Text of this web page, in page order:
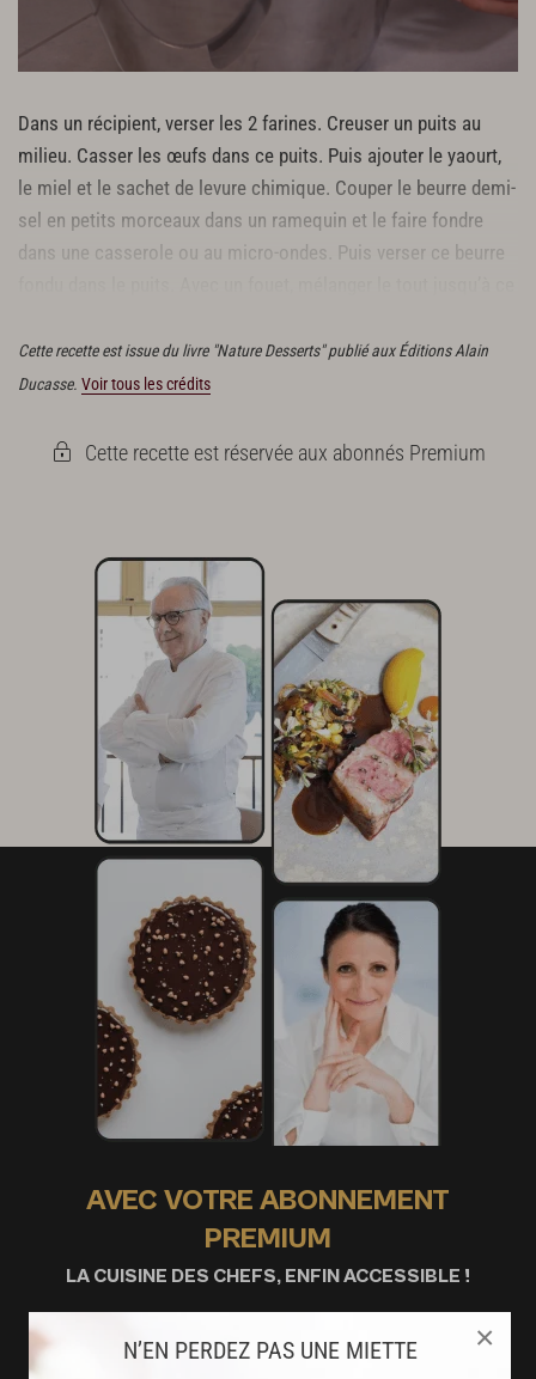
N’EN PERDEZ PAS UNE MIETTE ×
Dans un récipient, verser les 2 farines. Creuser un puits au
milieu. Casser les œufs dans ce puits. Puis ajouter le yaourt,
le miel et le sachet de levure chimique. Couper le beurre demi-
sel en petits morceaux dans un ramequin et le faire fondre
dans une casserole ou au micro-ondes. Puis verser ce beurre
Cette recette est issue du livre "Nature Desserts" publié aux Éditions Alain
Ducasse. Voir tous les crédits
Cette recette est réservée aux abonnés Premium
AVEC VOTRE ABONNEMENT
PREMIUM
LA CUISINE DES CHEFS, ENFIN ACCESSIBLE !
8000
recettes exclusives